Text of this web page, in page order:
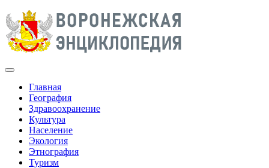
Главная
География
Здравоохранение
Культура
Население
Экология
Этнография
Туризм